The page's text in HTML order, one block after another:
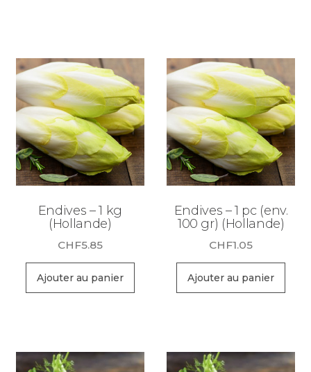
Endives – 1 kg
(Hollande)
CHF5.85
Ajouter au panier
Endives – 1 pc (env.
100 gr) (Hollande)
CHF1.05
Ajouter au panier